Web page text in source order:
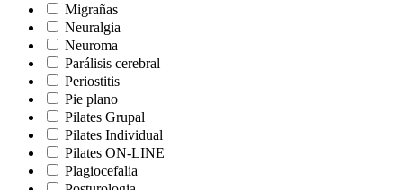
Migrañas
Neuralgia
Neuroma
Parálisis cerebral
Periostitis
Pie plano
Pilates Grupal
Pilates Individual
Pilates ON-LINE
Plagiocefalia